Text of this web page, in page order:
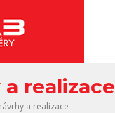
realizace
a realizace